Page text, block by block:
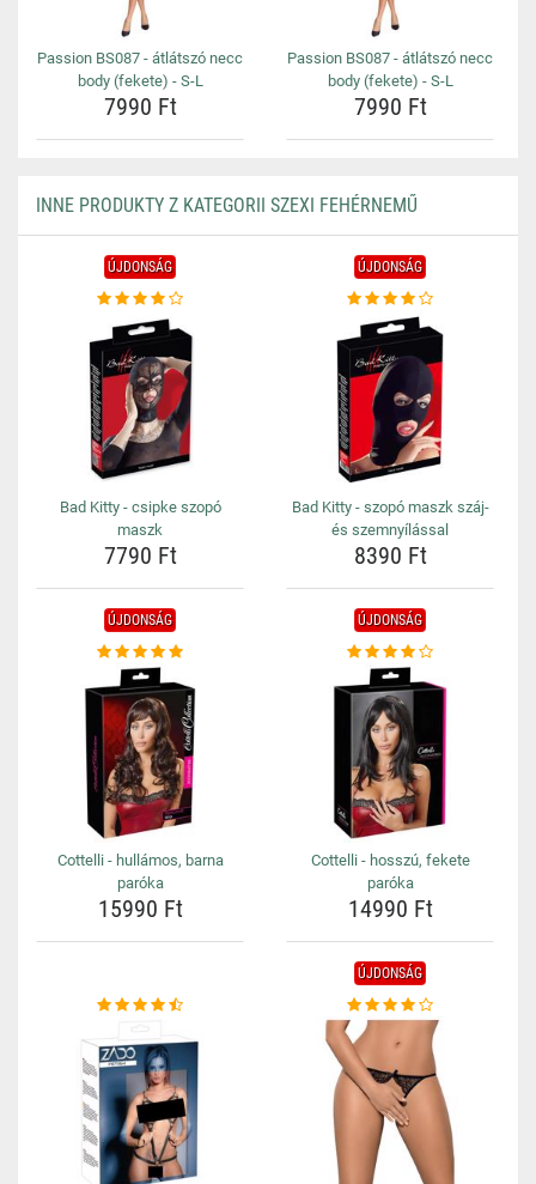
Passion BS087 - átlátszó necc
body (fekete) - S-L
7990 Ft
Passion BS087 - átlátszó necc
body (fekete) - S-L
7990 Ft
INNE PRODUKTY Z KATEGORII SZEXI FEHÉRNEMŰ
ÚJDONSÁG
Bad Kitty - csipke szopó
maszk
7790 Ft
ÚJDONSÁG
Bad Kitty - szopó maszk száj-
és szemnyílással
8390 Ft
ÚJDONSÁG
Cottelli - hullámos, barna
paróka
15990 Ft
ÚJDONSÁG
Cottelli - hosszú, fekete
paróka
14990 Ft
ÚJDONSÁG